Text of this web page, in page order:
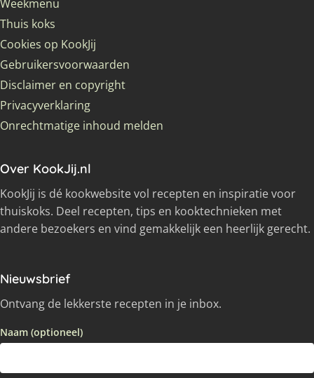
Weekmenu
Thuis koks
Cookies op KookJij
Gebruikersvoorwaarden
Disclaimer en copyright
Privacyverklaring
Onrechtmatige inhoud melden
Over KookJij.nl
KookJij is dé kookwebsite vol recepten en inspiratie voor
thuiskoks. Deel recepten, tips en kooktechnieken met
andere bezoekers en vind gemakkelijk een heerlijk gerecht.
Nieuwsbrief
Ontvang de lekkerste recepten in je inbox.
Naam (optioneel)